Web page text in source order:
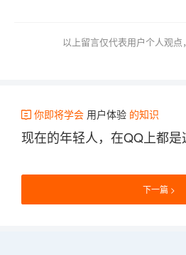
以上留言仅代表用户个人观
你即将学会 用户体验 的知识
现在的年轻人，在QQ上都是
下一篇